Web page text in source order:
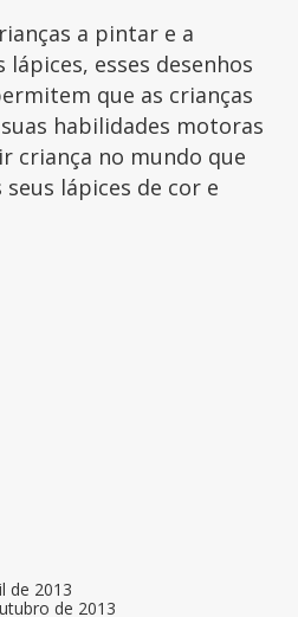
a pintar e a
lápices, esses desenhos
que as crianças
habilidades motoras
criança no mundo que
lápices de cor e
de 2013
de 2013